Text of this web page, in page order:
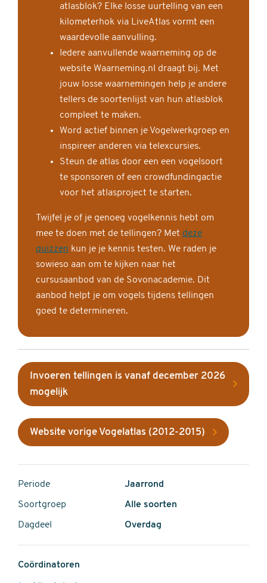
atlasblok? Elke losse uurtelling van een
kilometerhok via LiveAtlas vormt een
waardevolle aanvulling.
Iedere aanvullende waarneming op de
website Waarneming.nl draagt bij. Met
jouw losse waarnemingen help je andere
tellers de soortenlijst van hun atlasblok
compleet te maken.
Word actief binnen je Vogelwerkgroep en
inspireer anderen via telexcursies.
Steun de atlas door een een vogelsoort
te sponsoren of een crowdfundingactie
voor het atlasproject te starten.
Twijfel je of je genoeg vogelkennis hebt om
mee te doen met de tellingen? Met deze
quizzen kun je je kennis testen. We raden je
sowieso aan om te kijken naar het
cursusaanbod van de Sovonacademie. Dit
aanbod helpt je om vogels tijdens tellingen
goed te determineren.
Invoeren tellingen is vanaf december 2026
mogelijk
Website vorige Vogelatlas (2012-2015)
Periode Jaarrond
Soortgroep Alle soorten
Dagdeel Overdag
Coördinatoren